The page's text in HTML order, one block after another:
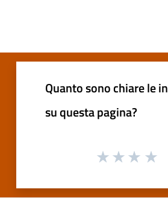
Quanto sono chiare le
su questa pagina?